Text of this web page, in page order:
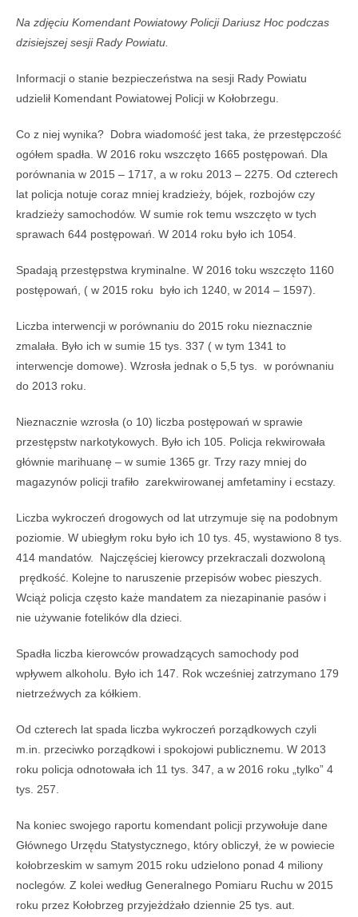
Na zdjęciu Komendant Powiatowy Policji Dariusz Hoc podczas
dzisiejszej sesji Rady Powiatu.
Informacji o stanie bezpieczeństwa na sesji Rady Powiatu
udzielił Komendant Powiatowej Policji w Kołobrzegu.
Co z niej wynika? Dobra wiadomość jest taka, że przestępczość
ogółem spadła. W 2016 roku wszczęto 1665 postępowań. Dla
porównania w 2015 – 1717, a w roku 2013 – 2275. Od czterech
lat policja notuje coraz mniej kradzieży, bójek, rozbojów czy
kradzieży samochodów. W sumie rok temu wszczęto w tych
sprawach 644 postępowań. W 2014 roku było ich 1054.
Spadają przestępstwa kryminalne. W 2016 toku wszczęto 1160
postępowań, ( w 2015 roku było ich 1240, w 2014 – 1597).
Liczba interwencji w porównaniu do 2015 roku nieznacznie
zmalała. Było ich w sumie 15 tys. 337 ( w tym 1341 to
interwencje domowe). Wzrosła jednak o 5,5 tys. w porównaniu
do 2013 roku.
Nieznacznie wzrosła (o 10) liczba postępowań w sprawie
przestępstw narkotykowych. Było ich 105. Policja rekwirowała
głównie marihuanę – w sumie 1365 gr. Trzy razy mniej do
magazynów policji trafiło zarekwirowanej amfetaminy i ecstazy.
Liczba wykroczeń drogowych od lat utrzymuje się na podobnym
poziomie. W ubiegłym roku było ich 10 tys. 45, wystawiono 8 tys.
414 mandatów. Najczęściej kierowcy przekraczali dozwoloną
prędkość. Kolejne to naruszenie przepisów wobec pieszych.
Wciąż policja często każe mandatem za niezapinanie pasów i
nie używanie fotelików dla dzieci.
Spadła liczba kierowców prowadzących samochody pod
wpływem alkoholu. Było ich 147. Rok wcześniej zatrzymano 179
nietrzeźwych za kółkiem.
Od czterech lat spada liczba wykroczeń porządkowych czyli
m.in. przeciwko porządkowi i spokojowi publicznemu. W 2013
roku policja odnotowała ich 11 tys. 347, a w 2016 roku „tylko” 4
tys. 257.
Na koniec swojego raportu komendant policji przywołuje dane
Głównego Urzędu Statystycznego, który obliczył, że w powiecie
kołobrzeskim w samym 2015 roku udzielono ponad 4 miliony
noclegów. Z kolei według Generalnego Pomiaru Ruchu w 2015
roku przez Kołobrzeg przyjeżdżało dziennie 25 tys. aut.